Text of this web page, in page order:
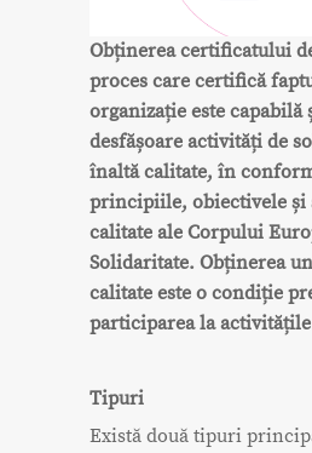
Obținerea certificatului
proces care certifică
organizație este capabilă
desfășoare activități de
înaltă calitate, în
principiile, obiectivele și
calitate ale Corpului
Solidaritate. Obținerea
calitate este o condiție
participarea la
Tipuri
Există două tipuri